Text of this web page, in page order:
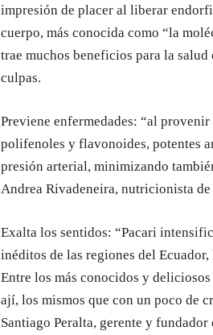
impresión de placer al liberar
cuerpo, más conocida como “la
trae muchos beneficios para la
culpas.
Previene enfermedades: “al
polifenoles y flavonoides, potentes
presión arterial, minimizando
Andrea Rivadeneira, nutricionista de
Exalta los sentidos: “Pacari
inéditos de las regiones del
Entre los más conocidos y
ají, los mismos que con un poco de
Santiago Peralta, gerente y fundador